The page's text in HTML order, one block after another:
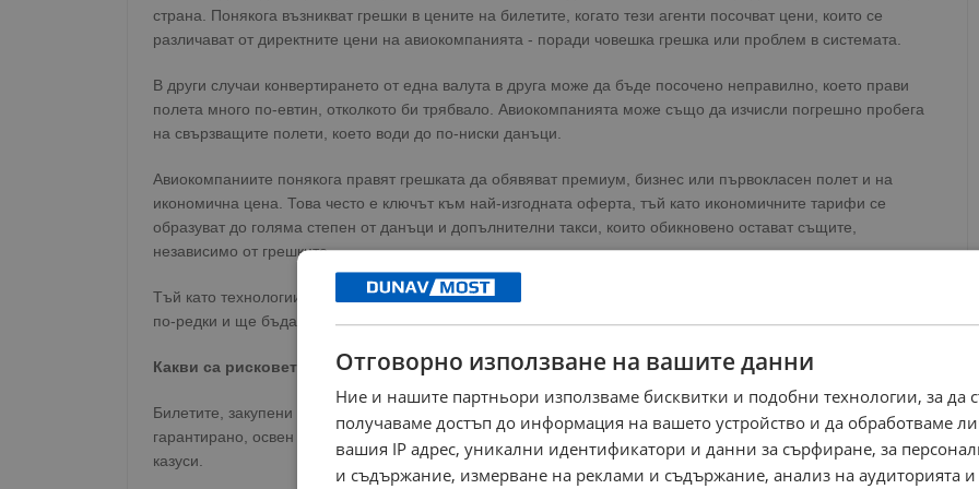
страна. Понякога възникват грешки в цените на билетите, когато тези агенти посочват цени, които се
различават от директните цени на авиокомпанията - поради човешка грешка или проблем в системата.
В други случаи конвертирането от една валута в друга може да бъде посочено неправилно, което прави
полета много по-евтин, отколкото би трябвало. Авиокомпанията може също да изчисли погрешно пробега
на свързващите полети, което води до по-ниски данъци.
Авиокомпаниите понякога правят грешката да обявяват премиум, бизнес или първокласен полет и на
икономична цена. Това често е ключът към най-изгодната оферта, тъй като икономичните тарифи се
образуват до голяма степен от данъци и допълнителни такси, които обикновено остават същите,
независимо от грешките.
Тъй като технологиите се подобряват и изкуственият интелект поема контрола, eror fear вероятно ще станат
по-редки и ще бъдат коригирани по-бързо, когато възникнат.
Какви са рисковете от резервиране на грешна тарифа?
Билетите, закупени със сгрешена цена обкновено се приемат от авиокомпаниите без проблем, но това не е
гарантирано, освен ако в страната, от която идвате няма изрично създаден закон, който да защитава такива
казуси.
Отговорно използване на вашите данни
Ние и нашите партньори използваме бисквитки и подобни технологии, за да
получаваме достъп до информация на вашето устройство и да обработваме
вашия IP адрес, уникални идентификатори и данни за сърфиране, за
и съдържание, измерване на реклами и съдържание, анализ на аудиторията